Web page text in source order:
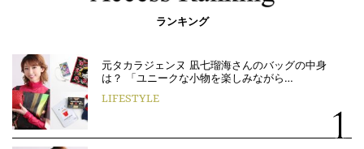
ランキング
元タカラジェンヌ 凪七瑠海さんのバッグの中身
は？ 「ユニークな小物を楽しみながら…
LIFESTYLE